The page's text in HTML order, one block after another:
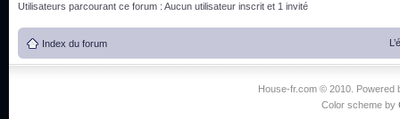
Utilisateurs parcourant ce forum : Aucun utilisateur inscrit et 1 invité
Index du forum
House-fr.com © 2010. Powered
Color scheme by